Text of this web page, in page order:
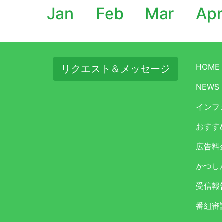
Jan
Feb Mar Apr
リクエスト＆メッセージ
HOME
NEWS
インフ
おすす
広告料
かつし
受信報
番組審